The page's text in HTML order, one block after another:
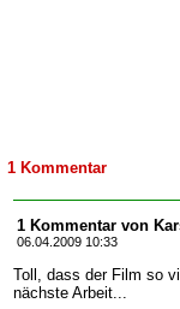
1 Kommentar
1 Kommentar von
06.04.2009 10:33
Toll, dass der Film so
nächste Arbeit...